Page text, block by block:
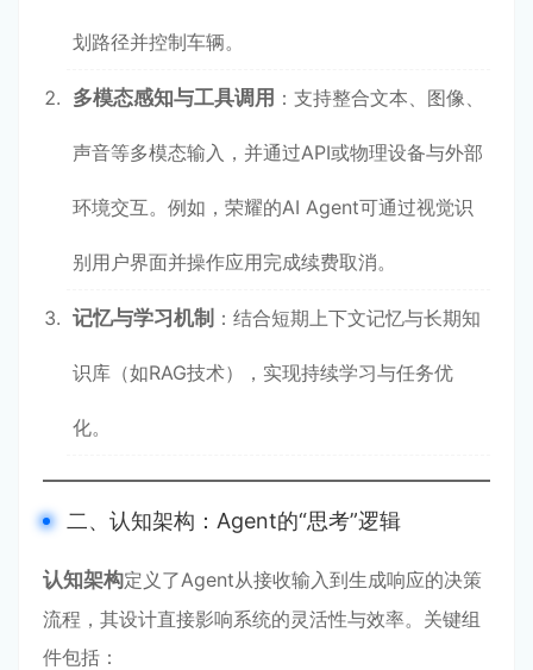
划路径并控制车辆。
多模态感知与工具调用 ：支持整合文本、图像、
声音等多模态输入，并通过API或物理设备与外部
环境交互。例如，荣耀的AI Agent可通过视觉识
别用户界面并操作应用完成续费取消。
记忆与学习机制 ：结合短期上下文记忆与长期知
识库（如RAG技术），实现持续学习与任务优
化。
二、认知架构：Agent的“思考”逻辑
认知架构定义了Agent从接收输入到生成响应的决策
流程，其设计直接影响系统的灵活性与效率。关键组
件包括：